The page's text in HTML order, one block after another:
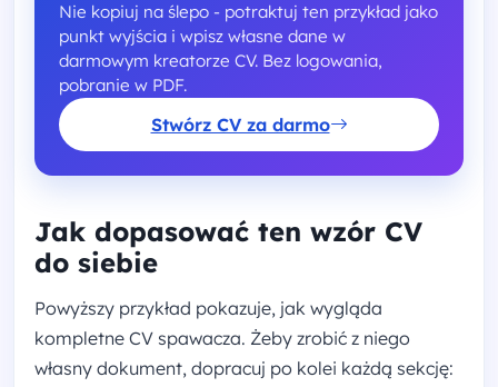
Nie kopiuj na ślepo - potraktuj ten przykład jako
punkt wyjścia i wpisz własne dane w
darmowym kreatorze CV. Bez logowania,
pobranie w PDF.
Stwórz CV za darmo
Jak dopasować ten wzór CV
do siebie
Powyższy przykład pokazuje, jak wygląda
kompletne CV spawacza. Żeby zrobić z niego
własny dokument, dopracuj po kolei każdą sekcję: